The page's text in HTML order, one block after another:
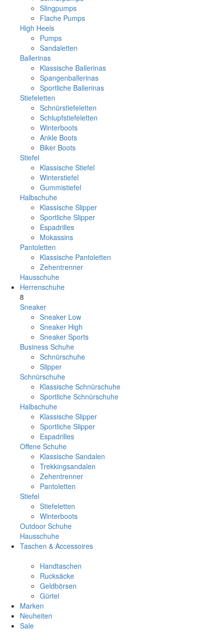
Slingpumps
Flache Pumps
High Heels
Pumps
Sandaletten
Ballerinas
Klassische Ballerinas
Spangenballerinas
Sportliche Ballerinas
Stiefeletten
Schnürstiefeletten
Schlupfstiefeletten
Winterboots
Ankle Boots
Biker Boots
Stiefel
Klassische Stiefel
Winterstiefel
Gummistiefel
Halbschuhe
Klassische Slipper
Sportliche Slipper
Espadrilles
Mokassins
Pantoletten
Klassische Pantoletten
Zehentrenner
Hausschuhe
Herrenschuhe
8
Sneaker
Sneaker Low
Sneaker High
Sneaker Sports
Business Schuhe
Schnürschuhe
Slipper
Schnürschuhe
Klassische Schnürschuhe
Sportliche Schnürschuhe
Halbschuhe
Klassische Slipper
Sportliche Slipper
Espadrilles
Offene Schuhe
Klassische Sandalen
Trekkingsandalen
Zehentrenner
Pantoletten
Stiefel
Stiefeletten
Winterboots
Outdoor Schuhe
Hausschuhe
Taschen & Accessoires
Handtaschen
Rucksäcke
Geldbörsen
Gürtel
Marken
Neuheiten
Sale